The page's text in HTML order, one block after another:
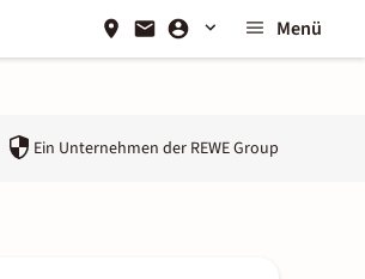
Menü
Ein Unternehmen der REWE Group